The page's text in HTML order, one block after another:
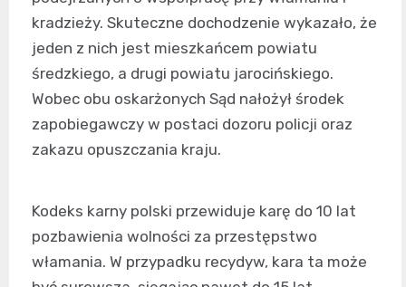
kradzieży. Skuteczne dochodzenie wykazało, że
jeden z nich jest mieszkańcem powiatu
średzkiego, a drugi powiatu jarocińskiego.
Wobec obu oskarżonych Sąd nałożył środek
zapobiegawczy w postaci dozoru policji oraz
zakazu opuszczania kraju.
Kodeks karny polski przewiduje karę do 10 lat
pozbawienia wolności za przestępstwo
włamania. W przypadku recydyw, kara ta może